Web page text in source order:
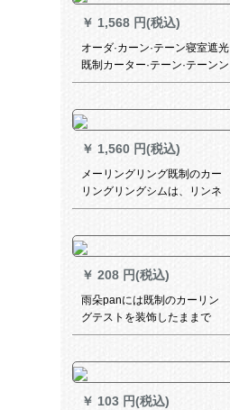
ホーク/切（无料改高送フル）
￥ 1,568 円(税込)
オーダ·カーン·テーン寝室遮光
既制カーター·テーン·テーンン
ン出窓刺繍糸糸洋风二重カー
￥ 1,560 円(税込)
メーリングリング既制のカー
リングリングシムは、リンネ
ルの刺繍寝室リビィ出窓オダ
スタッドポーリング-青纱フは
3.0メトルの高さです。
￥ 208 円(税込)
雨朵panには既制のカーリン
グテストを装饰したままで
す。简易完全遮光シリプロの
さいです。ピンクの幅が0.7*
高さが1.0枚あります。
￥ 103 円(税込)